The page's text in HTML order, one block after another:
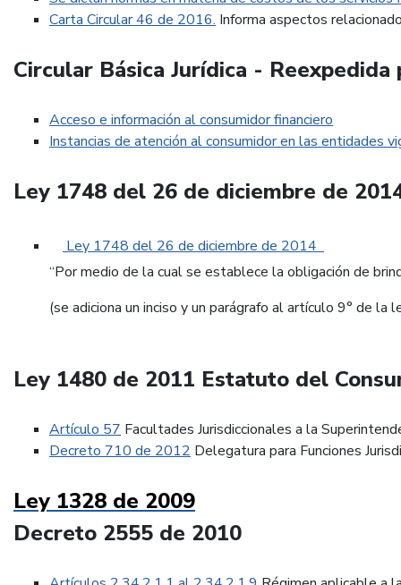
Carta Circular 46 de 2016. Informa aspectos
Circular Básica Jurídica -
Acceso e información al consumidor financiero
Instancias de atención al consumidor en las entidades
Ley 1748 del 26 de diciembre de
Ley 1748 del 26 de diciembre de 2014
“Por medio de la cual se establece la obligación de
(se adiciona un inciso y un parágrafo al artículo 9° de
Ley 1480 de 2011 Estatuto del
Artículo 57 Facultades Jurisdiccionales a la
Decreto 710 de 2012 Delegatura para Funciones
Ley 1328 de 2009
Decreto 2555 de 2010